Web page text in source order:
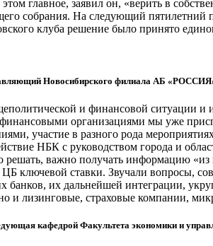
главное, заявил он, «верить в
собрания. На следующий пятилетний
клуба решение было принято
Новосибирского филиала АБ
и финансовой ситуации и
организациями мы уже
участие в разного рода
НБК с руководством города и
решать, важно получать информацию
ключевой ставки. Звучали вопросы,
банков, их дальнейшей интеграции,
и лизинговые, страховые компании,
кафедрой Факультета экономики и